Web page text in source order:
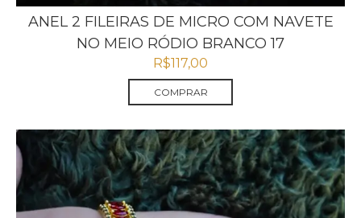
ANEL 2 FILEIRAS DE MICRO COM NAVETE
NO MEIO RÓDIO BRANCO 17
R$117,00
COMPRAR